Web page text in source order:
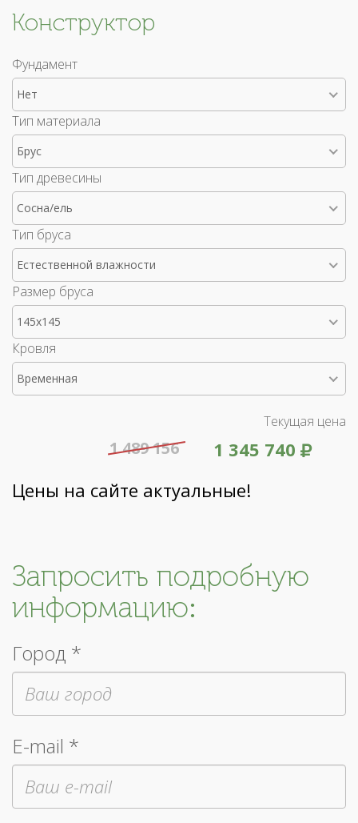
Конструктор
Фундамент
Нет
Тип материала
Брус
Тип древесины
Сосна/ель
Тип бруса
Естественной влажности
Размер бруса
145x145
Кровля
Временная
Текущая цена
1 345 740
1 489 156
Цены на сайте актуальные!
Запросить подробную
информацию:
Город *
E-mail *